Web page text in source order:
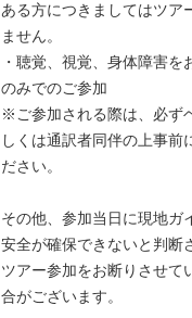
ある方につきましてはツア
ません。
・聴覚、視覚、身体障害を
のみでのご参加
※ご参加される際は、必ず
しくは通訳者同伴の上事前
ださい。
その他、参加当日に現地ガ
安全が確保できないと判断
ツアー参加をお断りさせて
合がございます。